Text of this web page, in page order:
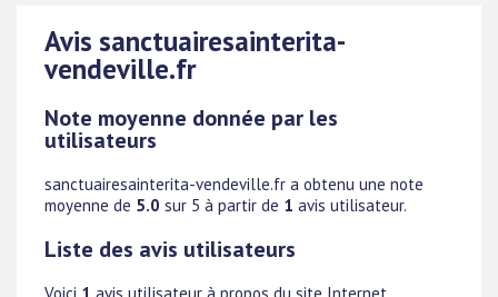
Avis sanctuairesainterita-
vendeville.fr
Note moyenne donnée par les
utilisateurs
sanctuairesainterita-vendeville.fr a obtenu une note
moyenne de 5.0 sur 5 à partir de 1 avis utilisateur.
Liste des avis utilisateurs